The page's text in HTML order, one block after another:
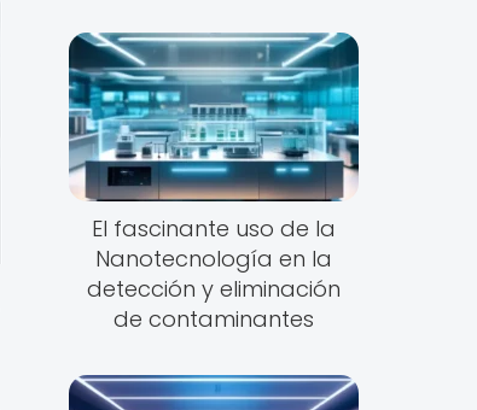
El fascinante uso de la
Nanotecnología en la
detección y eliminación
de contaminantes